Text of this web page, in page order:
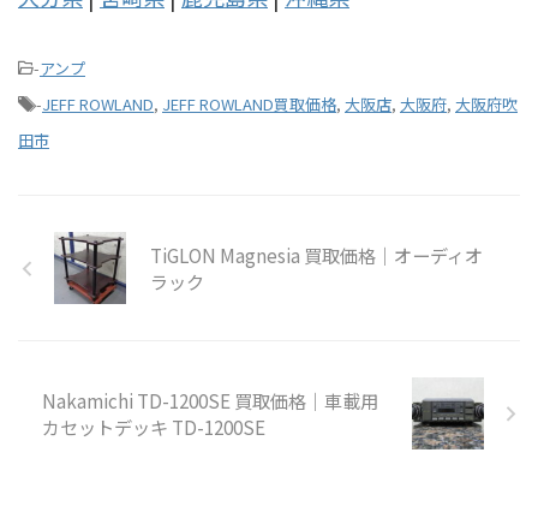
-アンプ
-JEFF ROWLAND, JEFF ROWLAND買取価格, 大阪店, 大阪府, 大阪府吹
田市
TiGLON Magnesia 買取価格｜オーディオ
ラック
Nakamichi TD-1200SE 買取価格｜車載用
カセットデッキ TD-1200SE